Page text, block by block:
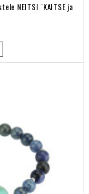
NEITSI "KAITSE ja